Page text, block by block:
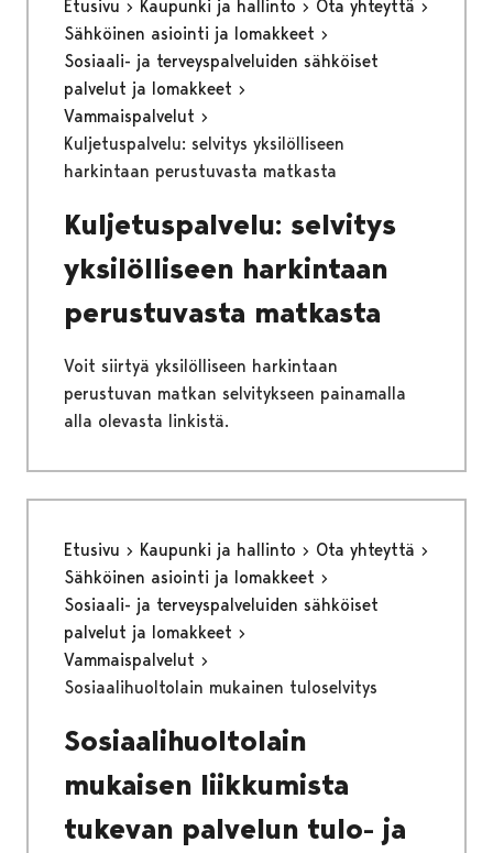
Etusivu Kaupunki ja hallinto
Ota yhteyttä
Sähköinen asiointi ja lomakkeet
Sosiaali- ja terveyspalveluiden sähköiset
palvelut ja lomakkeet
Vammaispalvelut
Kuljetuspalvelu: selvitys yksilölliseen
harkintaan perustuvasta matkasta
Kuljetuspalvelu: selvitys
yksilölliseen harkintaan
perustuvasta matkasta
Voit siirtyä yksilölliseen harkintaan
perustuvan matkan selvitykseen painamalla
alla olevasta linkistä.
Etusivu Kaupunki ja hallinto
Ota yhteyttä
Sähköinen asiointi ja lomakkeet
Sosiaali- ja terveyspalveluiden sähköiset
palvelut ja lomakkeet
Vammaispalvelut
Sosiaalihuoltolain mukainen tuloselvitys
Sosiaalihuoltolain
mukaisen liikkumista
tukevan palvelun tulo- ja